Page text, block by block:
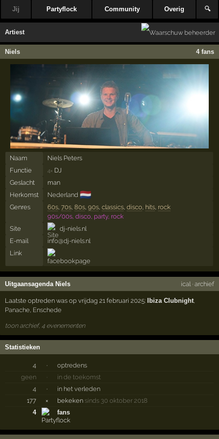
Jij Partyflock Community Overig 🔍
Artiest
Niels 4 fans
Naam
Niels Peters
Functie
4× DJ
Geslacht
man
Herkomst
Nederland 🇳🇱
Genres 60s, 70s, 80s, 90s, classics, disco, hits, rock
90s/00s, disco, party, rock
Site
dj-niels.nl
E-mail
info@dj-niels.nl
Link
Uitgaansagenda Niels ical · archief
Laatste optreden was op vrijdag 21 februari 2025: Ibiza Clubnight
Panache Enschede
toon archief, 4 evenementen
Statistieken
4 ·
optredens
geen
·
in de toekomst
4
·
in het verleden
177
× bekeken sinds 30 oktober 2018
4
fans